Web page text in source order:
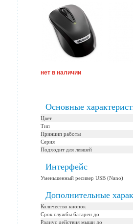
нет в наличии
Основные
Цвет
Тип
Принцип работы
Серия
Подходит для левшей
Интерфейс
Уменьшенный ресивер USB (Nano)
Дополнительные
Количество кнопок
Срок службы батареи до
Радиус действия мыши до